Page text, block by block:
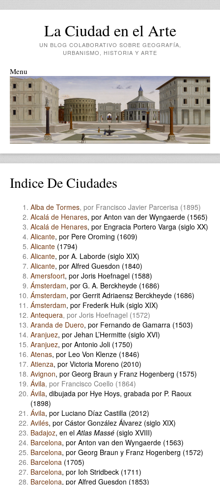
La Ciudad en el Arte
UN BLOG COLABORATIVO SOBRE GEOGRAFÍA,
URBANISMO, HISTORIA Y ARTE
Menu
Skip to content
Indice De Ciudades
Alba de Tormes, por Francisco Javier Parcerisa (1895)
Alcalá de Henares, por Anton van der Wyngaerde (1565)
Alcalá de Henares, por Engracia Portero Varga (siglo XX)
Alicante, por Pere Oroming (1609)
Alicante (1794)
Alicante, por A. Laborde (siglo XIX)
Alicante, por Alfred Guesdon (1840)
Amersfoort, por Joris Hoefnagel (1588)
Ámsterdam, por G. A. Berckheyde (1686)
Ámsterdam, por Gerrit Adriaensz Berckheyde (1686)
Ámsterdam, por Frederik Hulk (siglo XIX)
Antequera, por Joris Hoefnagel (1572)
Aranda de Duero, por Fernando de Gamarra (1503)
Aranjuez, por Jehan L’Hermitte (siglo XVI)
Aranjuez, por Antonio Joli (1750)
Atenas, por Leo Von Klenze (1846)
Atienza, por Victoria Moreno (2010)
Avignon, por Georg Braun y Franz Hogenberg (1575)
Ávila, por Francisco Coello (1864)
Ávila, dibujada por Hye Hoys, grabada por P. Raoux
(1898)
Ávila, por Luciano Díaz Castilla (2012)
Avilés, por Cástor González Álvarez (siglo XIX)
Badajoz, en elAtlas Massé (siglo XVIII)
Barcelona, por Anton van den Wyngaerde (1563)
Barcelona, por Georg Braun y Franz Hogenberg (1572)
Barcelona (1705)
Barcelona, por Ioh Stridbeck (1711)
Barcelona, por Alfred Guesdon (1853)